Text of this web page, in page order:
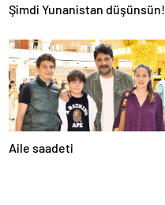
Şimdi Yunanistan düşünsün!
Aile saadeti